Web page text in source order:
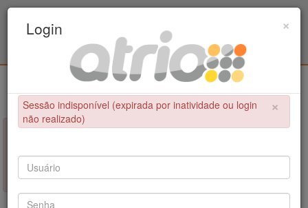
Civil / UPE
×
NÃO FOI POSSÍVEL CONCLUIR A OPERAÇÃO
Sessão indisponível (expirada por inatividade ou login não
realizado)
×
Login
×
Sessão indisponível (expirada por inatividade ou login
não realizado)